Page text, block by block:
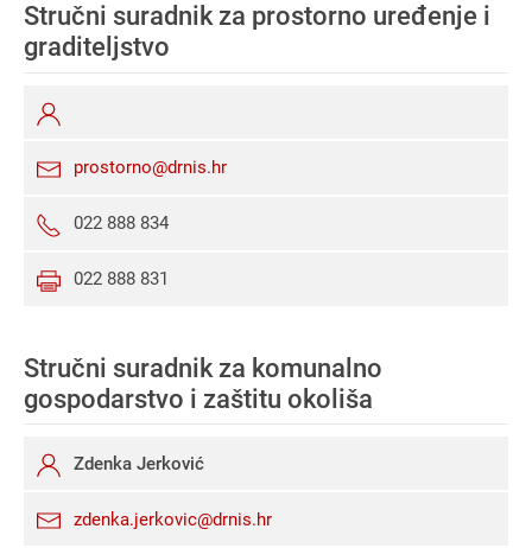
Stručni suradnik za prostorno uređenje i
graditeljstvo
prostorno@drnis.hr
022 888 834
022 888 831
Stručni suradnik za komunalno
gospodarstvo i zaštitu okoliša
Zdenka Jerković
zdenka.jerkovic@drnis.hr